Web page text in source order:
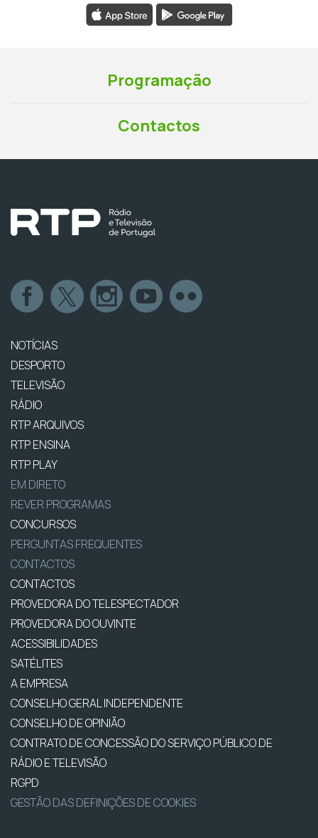
Programação
Contactos
NOTÍCIAS
DESPORTO
TELEVISÃO
RÁDIO
RTP ARQUIVOS
RTP ENSINA
RTP PLAY
EM DIRETO
REVER PROGRAMAS
CONCURSOS
PERGUNTAS FREQUENTES
CONTACTOS
CONTACTOS
PROVEDORA DO TELESPECTADOR
PROVEDORA DO OUVINTE
ACESSIBILIDADES
SATÉLITES
A EMPRESA
CONSELHO GERAL INDEPENDENTE
CONSELHO DE OPINIÃO
CONTRATO DE CONCESSÃO DO SERVIÇO PÚBLICO DE
RÁDIO E TELEVISÃO
RGPD
GESTÃO DAS DEFINIÇÕES DE COOKIES